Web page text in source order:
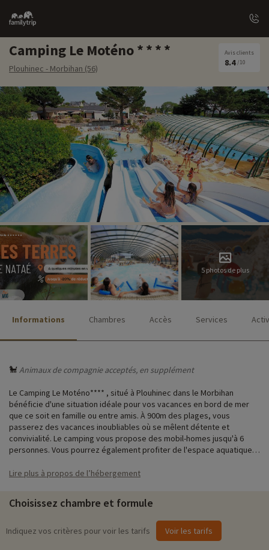
Family
trip
Camping Le Moténo
Plouhinec - Morbihan (56)
Avis clients
8.4 /10
5 photos de plus
Informations Chambres Accès Services
🐩 Animaux de compagnie acceptés, en supplément
Le Camping Le Moténo**** , situé à Plouhinec dans le Morbihan
bénéficie d'une situation idéale pour vos vacances en bord de mer
que ce soit en famille ou entre amis. À 900m des plages, vous
passerez des vacances inoubliables où se mêlent détente et
convivialité. Le camping vous propose des mobil-homes jusqu'à 6
personnes. Vous pourrez également profiter de l'espace aquatique
› Situé à 45 minutes de la résidence
› Musée, visite découverte et dégustation, parcours enfants
Lire plus à propos de l’hébergement
Choisissez chambre et formule
Indiquez vos critères pour voir les tarifs Voir les tarifs